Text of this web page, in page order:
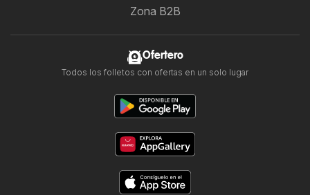
Zona B2B
Ofertero
Todos los folletos con ofertas en un solo lugar